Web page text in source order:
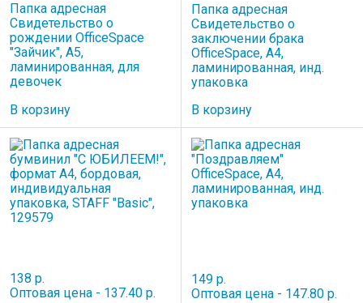
Папка адресная
Свидетельство о
рождении OfficeSpace
"Зайчик", А5,
ламинированная, для
девочек
В корзину
Папка адресная
Свидетельство о
заключении брака
OfficeSpace, А4,
ламинированная, инд.
упаковка
В корзину
138 р.
Оптовая цена - 137.40 р.
149 р.
Оптовая цена - 147.80 р.